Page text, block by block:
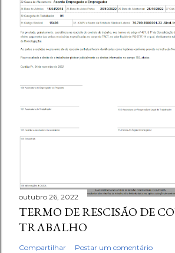
outubro 26, 2022
TERMO DE RESCISÃO DE
TRABALHO
Compartilhar Postar um comentário